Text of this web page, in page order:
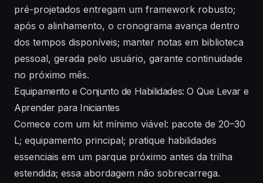
pré-projetados entregam um framework robusto;
após o alinhamento, o cronograma avança dentro
dos tempos disponíveis; manter notas em biblioteca
pessoal, gerada pelo usuário, garante continuidade
no próximo mês.
Equipamento e Conjunto de Habilidades: O Que Levar e
Aprender para Iniciantes
Comece com um kit mínimo viável: pacote de 20–30
L; equipamento principal; pratique habilidades
essenciais em um parque próximo antes da trilha
estendida; essa abordagem não sobrecarrega.